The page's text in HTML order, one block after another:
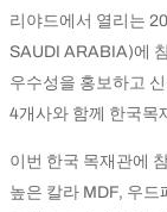
리야드에서 열리는
SAUDI ARABIA)에
우수성을 홍보하고
4개사와 함께 한국목
이번 한국 목재관에
높은 칼라 MDF, 우